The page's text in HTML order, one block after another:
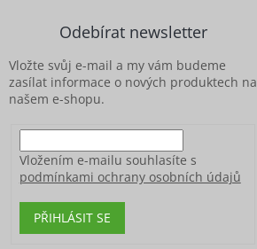
Odebírat newsletter
Vložte svůj e-mail a my vám budeme
zasílat informace o nových produktech na
našem e-shopu.
Vložením e-mailu souhlasíte s
podmínkami ochrany osobních údajů
PŘIHLÁSIT SE